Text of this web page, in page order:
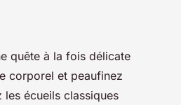
quête à la fois délicate
corporel et peaufinez
écueils classiques